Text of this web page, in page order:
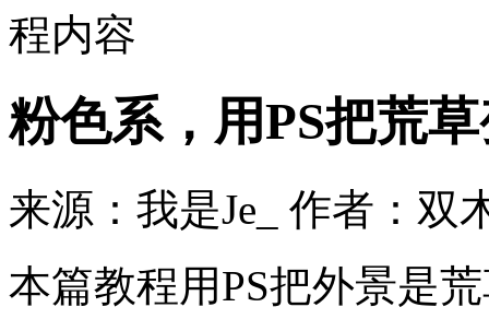
程内容
粉色系，用PS把荒
来源：我是Je_
作者：双
本篇教程用PS把外景是